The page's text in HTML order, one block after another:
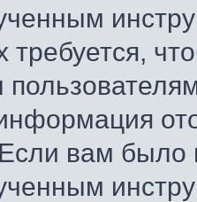
требуется,
вам